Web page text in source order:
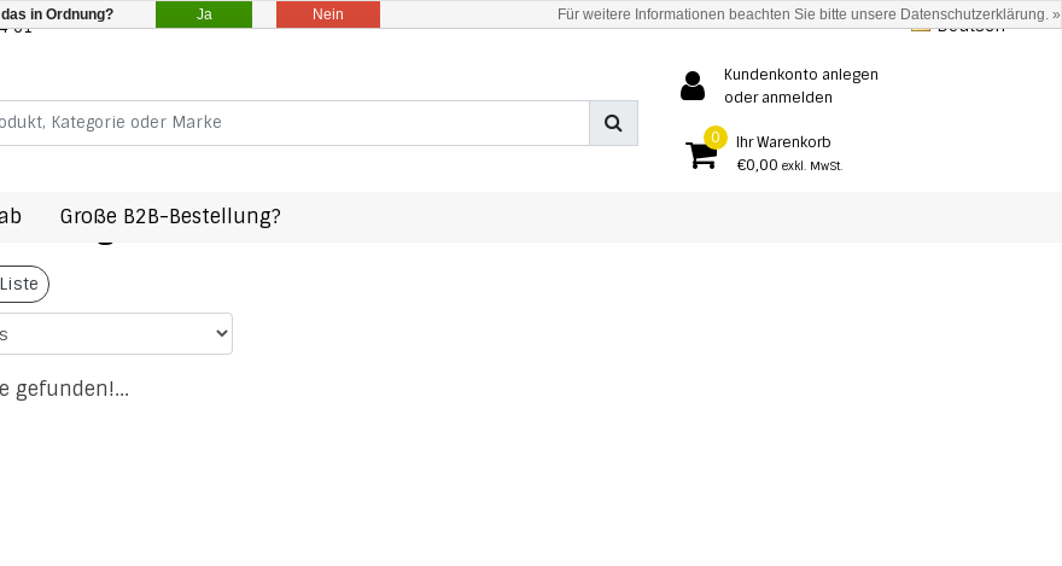
61 Deutsch
Kundenkonto anlegen
oder anmelden
0
Ihr Warenkorb
€0,00 exkl. MwSt.
Große B2B-Bestellung?
Schlagwort 181019779900L
Liste
gefunden!...
in Ordnung? Ja Nein Für weitere Informationen beachten Sie bitte unsere Datenschutzerklärung. »